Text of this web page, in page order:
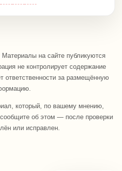
Материалы на сайте публикуются
не контролирует содержание
ответственности за размещённую
который, по вашему мнению,
об этом — после проверки
или исправлен.